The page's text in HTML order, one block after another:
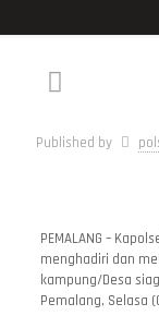
Published by
PEMALANG –
menghadiri dan
kampung/Desa
Pemalang, Selasa